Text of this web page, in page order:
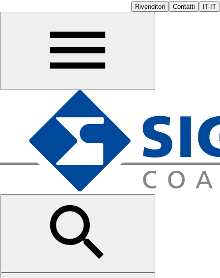
Rivenditori Contatti IT-IT